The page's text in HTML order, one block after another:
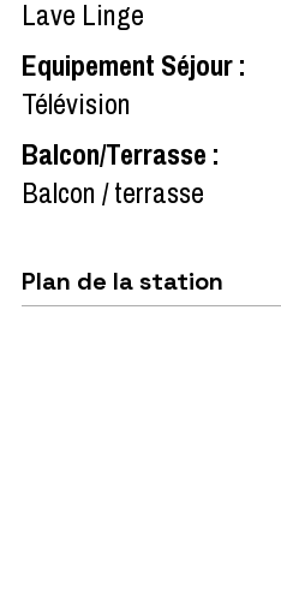
Lave Linge
Equipement Séjour:
Télévision
Balcon/Terrasse :
Balcon / terrasse
Plan de la station